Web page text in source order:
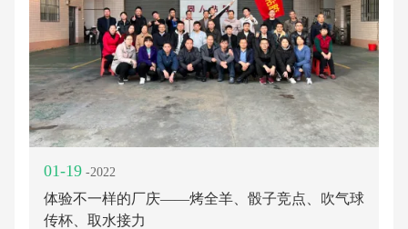
01-19 -2022
体验不一样的厂庆——烤全羊、骰子竞点、吹气球
传杯、取水接力